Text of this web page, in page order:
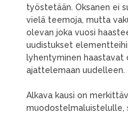
työstetään. Oksanen ei
vielä teemoja, mutta
olevan joka vuosi
uudistukset
lyhentyminen haastavat
ajattelemaan uudelleen.
Alkava kausi on
muodostelmaluistelulle,